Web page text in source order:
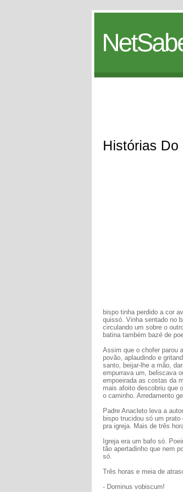
Histórias
bispo tinha perdido a cor
quissó. Vinha sentado no
circulando um sobre o
batina também bazé de
Assim que o chofer parou
povão, aplaudindo e
santo, beijar-lhe a mão,
empurrava um, beliscava
empoeirada as costas da
mais afoito descobriu que
o caminho. Arredamento
Padre Anacleto leva a
bispo trucidou só um
pra igreja. Mais de três
Igreja era um bafo só.
tão apertadinho que nem
só.
Três horas e meia de
- Dominus vobiscum!